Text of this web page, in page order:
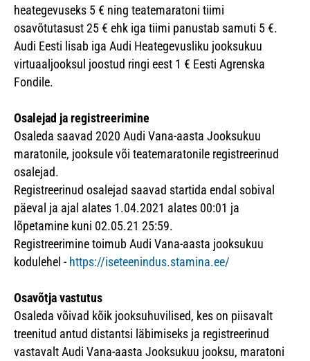
heategevuseks 5 € ning teatemaratoni tiimi
osavõtutasust 25 € ehk iga tiimi panustab samuti 5 €.
Audi Eesti lisab iga Audi Heategevusliku jooksukuu
virtuaaljooksul joostud ringi eest 1 € Eesti Agrenska
Fondile.
Osalejad ja registreerimine
Osaleda saavad 2020 Audi Vana-aasta Jooksukuu
maratonile, jooksule või teatemaratonile registreerinud
osalejad.
Registreerinud osalejad saavad startida endal sobival
päeval ja ajal alates 1.04.2021 alates 00:01 ja
lõpetamine kuni 02.05.21 25:59.
Registreerimine toimub Audi Vana-aasta jooksukuu
kodulehel - https://iseteenindus.stamina.ee/
Osavõtja vastutus
Osaleda võivad kõik jooksuhuvilised, kes on piisavalt
treenitud antud distantsi läbimiseks ja registreerinud
vastavalt Audi Vana-aasta Jooksukuu jooksu, maratoni